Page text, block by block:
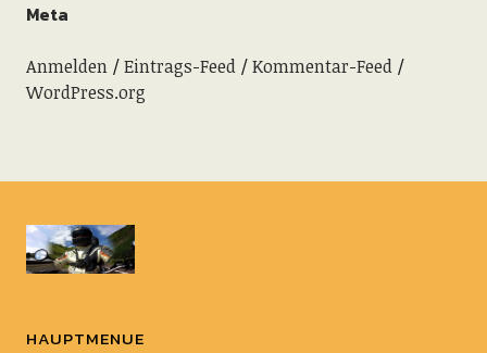
Meta
Anmelden Eintrags-Feed
Kommentar-Feed
WordPress.org
HAUPTMENUE